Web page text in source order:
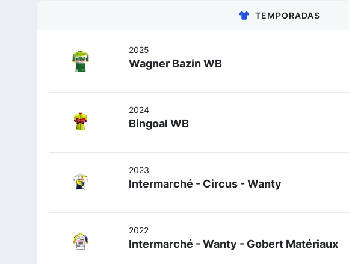
TEMPORADAS
2025
Wagner Bazin WB
2024
Bingoal WB
2023
Intermarché - Circus - Wanty
2022
Intermarché - Wanty - Gobert Matériaux